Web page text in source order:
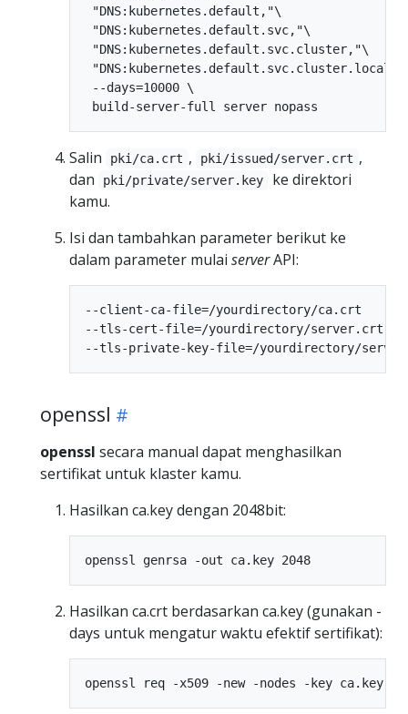
"DNS:kubernetes.default,"\
"DNS:kubernetes.default.svc,"\
"DNS:kubernetes.default.svc.cluster,"\
"DNS:kubernetes.default.svc.cluster.local"
--days=10000 \
Salin pki/ca.crt , pki/issued/server.crt ,
dan
pki/private/server.key
ke direktori
kamu.
Isi dan tambahkan parameter berikut ke
dalam parameter mulai serverAPI:
--client-ca-file=/yourdirectory/ca.crt
--tls-cert-file=/yourdirectory/server.crt
openssl
openssl secara manual dapat menghasilkan
sertifikat untuk klaster kamu.
Hasilkan ca.key dengan 2048bit:
Hasilkan ca.crt berdasarkan ca.key (gunakan -
days untuk mengatur waktu efektif sertifikat):